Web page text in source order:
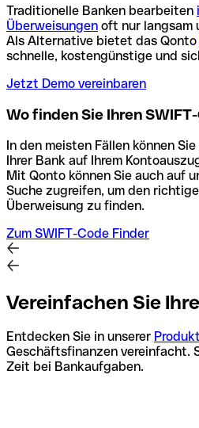
Traditionelle Banken bearbeiten
Überweisungen oft nur langsam
Als Alternative bietet das Qonto
schnelle, kostengünstige und
Jetzt Demo vereinbaren
Wo finden Sie Ihren
In den meisten Fällen können
Ihrer Bank auf Ihrem
Mit Qonto können Sie auch auf
Suche zugreifen, um den
Überweisung zu finden.
Zum SWIFT-Code Finder
Vereinfachen Sie
Entdecken Sie in unserer
Geschäftsfinanzen vereinfacht.
Zeit bei Bankaufgaben.